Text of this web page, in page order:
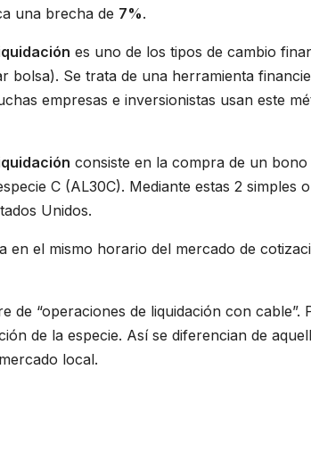
una brecha de 7%.
es uno de los tipos de cambio
bolsa). Se trata de una herramienta
empresas e inversionistas usan este
consiste en la compra de un
C (AL30C). Mediante estas 2 simples
Unidos.
en el mismo horario del mercado de
de “operaciones de liquidación con cable”.
de la especie. Así se diferencian de
local.